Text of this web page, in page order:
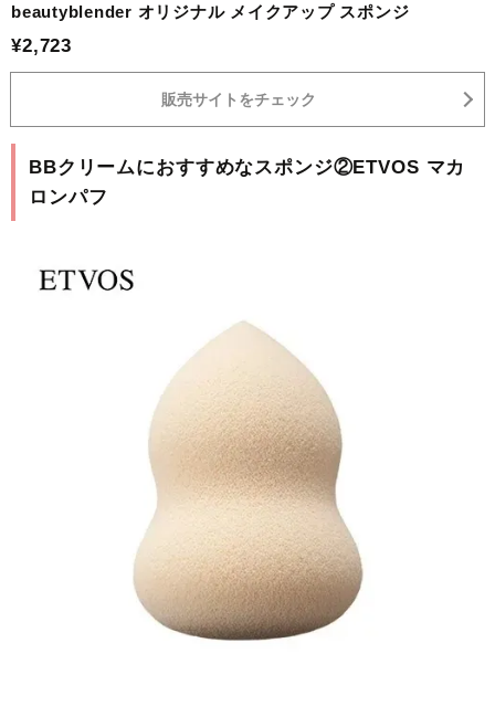
beautyblender オリジナル メイクアップ スポンジ
¥2,723
販売サイトをチェック
BBクリームにおすすめなスポンジ②ETVOS マカ
ロンパフ